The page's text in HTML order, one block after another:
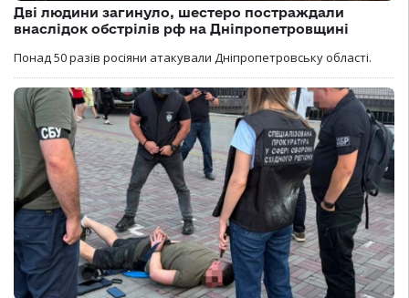
Дві людини загинуло, шестеро постраждали
внаслідок обстрілів рф на Дніпропетровщині
Понад 50 разів росіяни атакували Дніпропетровську області.